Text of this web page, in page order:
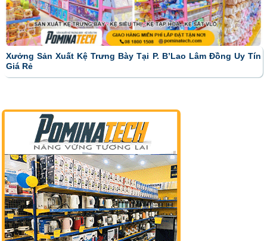
Xưởng Sản Xuất Kệ Trưng Bày Tại P. B’Lao Lâm Đồng Uy Tín
Giá Rẻ